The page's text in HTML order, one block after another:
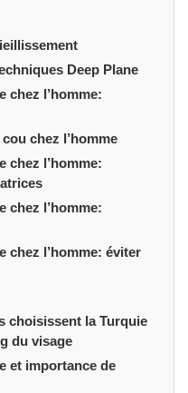
Deep Plane
chez l’homme:
chez l’homme
chez l’homme:
chez l’homme:
chez l’homme: éviter
choisissent la Turquie
du visage
et importance de